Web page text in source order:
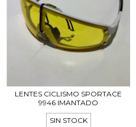
LENTES CICLISMO SPORTACE
9946 IMANTADO
SIN STOCK